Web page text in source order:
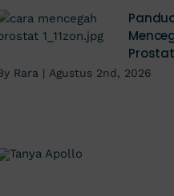
Rara | Agustus 2nd, 2026